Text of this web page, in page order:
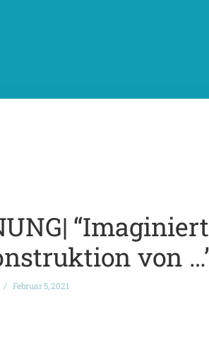
von
Februar 5, 2021